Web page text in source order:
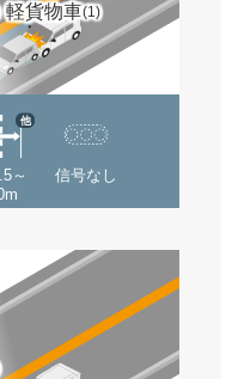
軽貨物車(1)
～
他
信号なし